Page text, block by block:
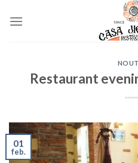
Restaurant
01
feb.